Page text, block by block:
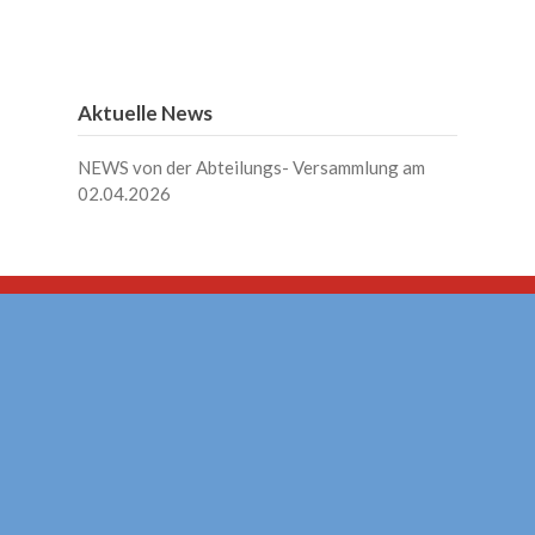
Aktuelle News
NEWS von der Abteilungs- Versammlung am
02.04.2026